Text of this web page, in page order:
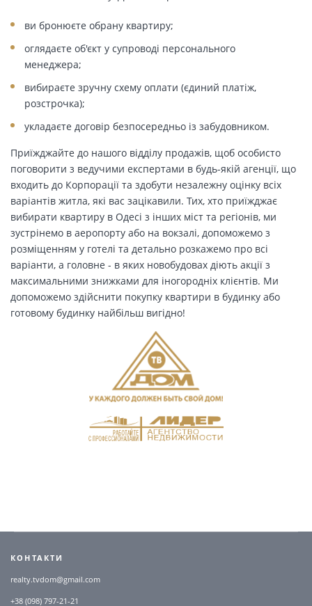
ви бронюєте обрану квартиру;
оглядаєте об'єкт у супроводі персонального
менеджера;
вибираєте зручну схему оплати (єдиний платіж,
розстрочка);
укладаєте договір безпосередньо із забудовником.
Приїжджайте до нашого відділу продажів, щоб особисто
поговорити з ведучими експертами в будь-якій агенції, що
входить до Корпорації та здобути незалежну оцінку всіх
варіантів житла, які вас зацікавили. Тих, хто приїжджає
вибирати квартиру в Одесі з інших міст та регіонів, ми
зустрінемо в аеропорту або на вокзалі, допоможемо з
розміщенням у готелі та детально розкажемо про всі
варіанти, а головне - в яких новобудовах діють акції з
максимальними знижками для іногородніх клієнтів. Ми
допоможемо здійснити покупку квартири в будинку або
готовому будинку найбільш вигідно!
КОНТАКТИ
realty.tvdom@gmail.com
+38 (098) 797-21-21